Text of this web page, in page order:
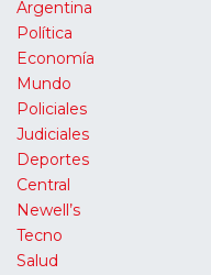
Argentina
Política
Economía
Mundo
Policiales
Judiciales
Deportes
Central
Newell’s
Tecno
Salud